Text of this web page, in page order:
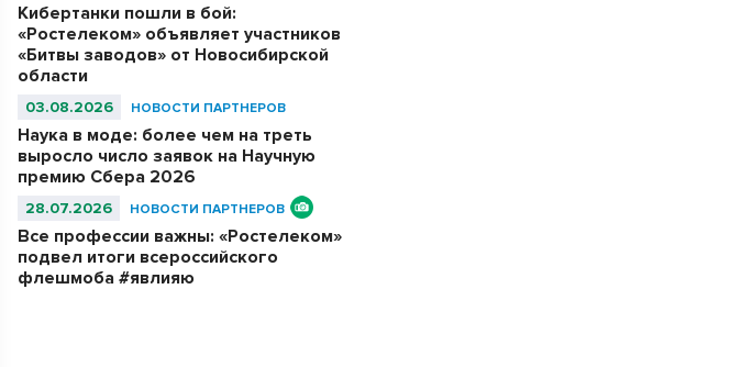
Кибертанки пошли в бой:
«Ростелеком» объявляет участников
«Битвы заводов» от Новосибирской
области
03.08.2026 НОВОСТИ ПАРТНЕРОВ
Наука в моде: более чем на треть
выросло число заявок на Научную
премию Сбера 2026
28.07.2026 НОВОСТИ ПАРТНЕРОВ
Все профессии важны: «Ростелеком»
подвел итоги всероссийского
флешмоба #явлияю